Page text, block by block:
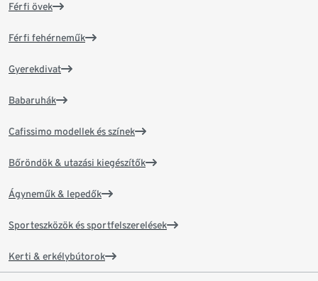
Férfi övek
Férfi fehérneműk
Gyerekdivat
Babaruhák
Cafissimo modellek és színek
Bőröndök & utazási kiegészítők
Ágyneműk & lepedők
Sporteszközök és sportfelszerelések
Kerti & erkélybútorok